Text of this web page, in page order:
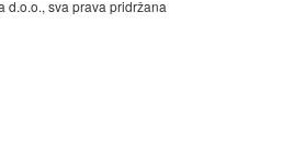
d.o.o., sva prava pridržana